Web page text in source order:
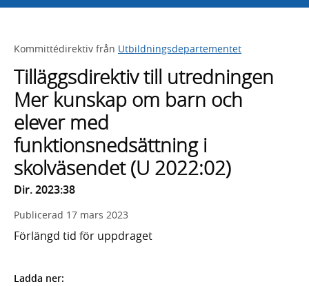
Kommittédirektiv från Utbildningsdepartementet
Tilläggsdirektiv till utredningen
Mer kunskap om barn och
elever med
funktionsnedsättning i
skolväsendet (U 2022:02)
Dir. 2023:38
Publicerad 17 mars 2023
Förlängd tid för uppdraget
Ladda ner: